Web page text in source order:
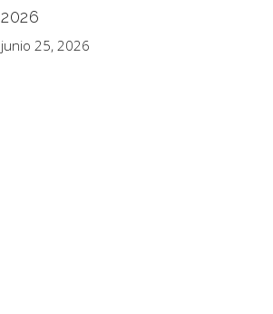
2026
junio 25, 2026